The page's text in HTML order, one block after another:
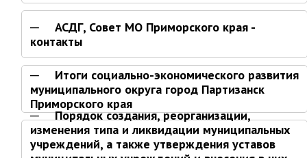
Отчёты главы
Первый заместитель
Заместители главы администрации
График приёма граждан
август 2026 г.
июль 2026 г.
АСДГ, Совет МО Приморского края -
контакты
Итоги социально-экономического развития
муниципального округа город Партизанск
Приморского края
Порядок создания, реорганизации,
изменения типа и ликвидации муниципальных
учреждений, а также утверждения уставов